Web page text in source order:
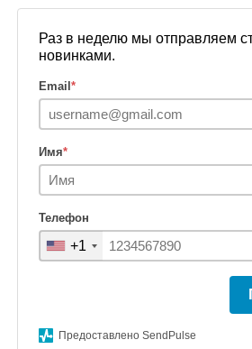
Раз в неделю мы отправляем
новинками.
Email *
Имя*
Телефон
+1
Предоставлено SendPulse